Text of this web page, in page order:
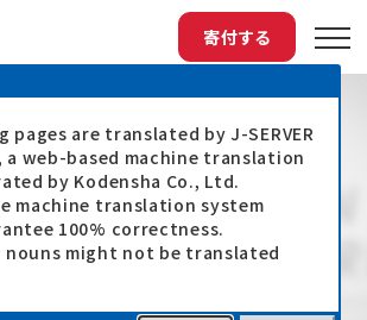
寄付する
pages are translated by J-SERVER
a web-based machine translation
by Kodensha Co., Ltd.
machine translation system
100% correctness.
nouns might not be translated